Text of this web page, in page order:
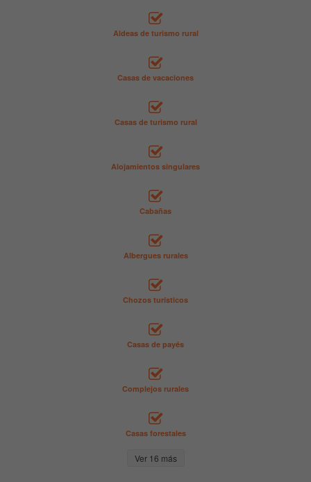
Aldeas de turismo rural
Casas de vacaciones
Casas de turismo rural
Alojamientos singulares
Cabañas
Albergues rurales
Chozos turísticos
Casas de payés
Complejos rurales
Casas forestales
Ver 16 más